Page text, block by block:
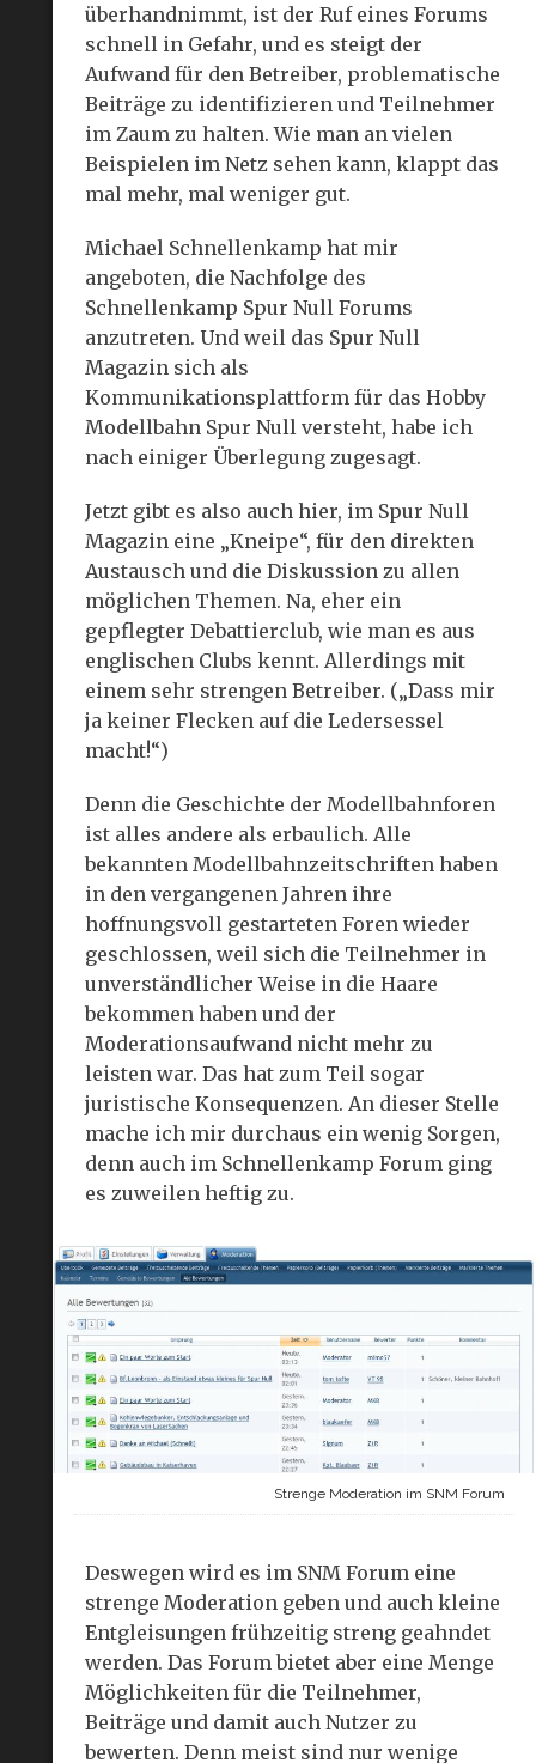
überhandnimmt, ist der Ruf eines Forums
schnell in Gefahr, und es steigt der
Aufwand für den Betreiber, problematische
Beiträge zu identifizieren und Teilnehmer
im Zaum zu halten. Wie man an vielen
Beispielen im Netz sehen kann, klappt das
mal mehr, mal weniger gut.
Michael Schnellenkamp hat mir
angeboten, die Nachfolge des
Schnellenkamp Spur Null Forums
anzutreten. Und weil das Spur Null
Magazin sich als
Kommunikationsplattform für das Hobby
Modellbahn Spur Null versteht, habe ich
nach einiger Überlegung zugesagt.
Jetzt gibt es also auch hier, im Spur Null
Magazin eine „Kneipe“, für den direkten
Austausch und die Diskussion zu allen
möglichen Themen. Na, eher ein
gepflegter Debattierclub, wie man es aus
englischen Clubs kennt. Allerdings mit
einem sehr strengen Betreiber. („Dass mir
ja keiner Flecken auf die Ledersessel
macht!“)
Denn die Geschichte der Modellbahnforen
ist alles andere als erbaulich. Alle
bekannten Modellbahnzeitschriften haben
in den vergangenen Jahren ihre
hoffnungsvoll gestarteten Foren wieder
geschlossen, weil sich die Teilnehmer in
unverständlicher Weise in die Haare
bekommen haben und der
Moderationsaufwand nicht mehr zu
leisten war. Das hat zum Teil sogar
juristische Konsequenzen. An dieser Stelle
mache ich mir durchaus ein wenig Sorgen,
denn auch im Schnellenkamp Forum ging
es zuweilen heftig zu.
Strenge Moderation im SNM Forum
Deswegen wird es im SNM Forum eine
strenge Moderation geben und auch kleine
Entgleisungen frühzeitig streng geahndet
werden. Das Forum bietet aber eine Menge
Möglichkeiten für die Teilnehmer,
Beiträge und damit auch Nutzer zu
bewerten. Denn meist sind nur wenige